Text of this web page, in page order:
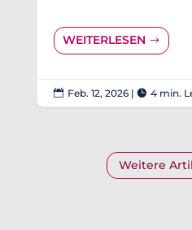
WEITERLESEN
 Feb. 12, 2026|  4 min.
Weitere